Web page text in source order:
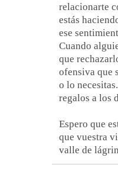
relacionarte
estás
ese
Cuando
que
ofensiva que
o lo
regalos a los
Espero que
que vuestra
valle de